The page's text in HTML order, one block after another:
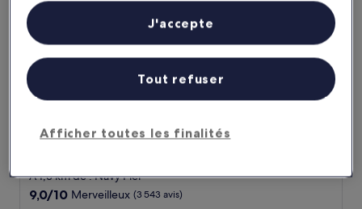
Swissotel - Chicago
Swissotel - Chicago
4.5 étoiles
À 1,3 km de : Navy Pier
9.0
9,0/10 Merveilleux (3 543 avis)
personnalisés, mesure de performance des publicités et du contenu,
études d’audience et développement de services.
Liste de nos partenaires (fournisseurs)
Afficher toutes les finalités
Tout refuser
J'accepte